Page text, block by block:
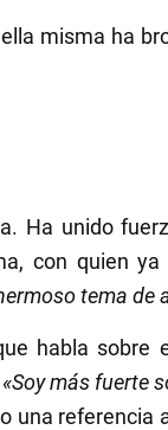
misma ha
Ha unido
con quien
tema de
habla sobre
«Soy más fuerte
una referencia